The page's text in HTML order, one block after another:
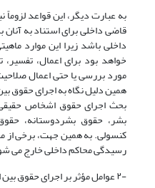
به عبارت دیگر، این قواعد
قاضی داخلی برای استناد به
داخلی باشد زیرا این موارد
خواهد بود برای اعمال،
مورد بررسی یا حتی اعمال
همین دلیل نگاه به اجرای حقوق
بحث اجرای حقوق اشخاص
بشر، حقوق بشردوستانه،
کنسولی. به همین جهت، برخی از
رسیدگی محاکم داخلی خارج می
-۲ عوامل مؤثر بر اجرای حقوق